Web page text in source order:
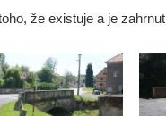
Železniční viadukt v Desné
Silniční most přes potok Hasina v
Konětopech
Železniční viadukt v Jimlíně
že existuje a je